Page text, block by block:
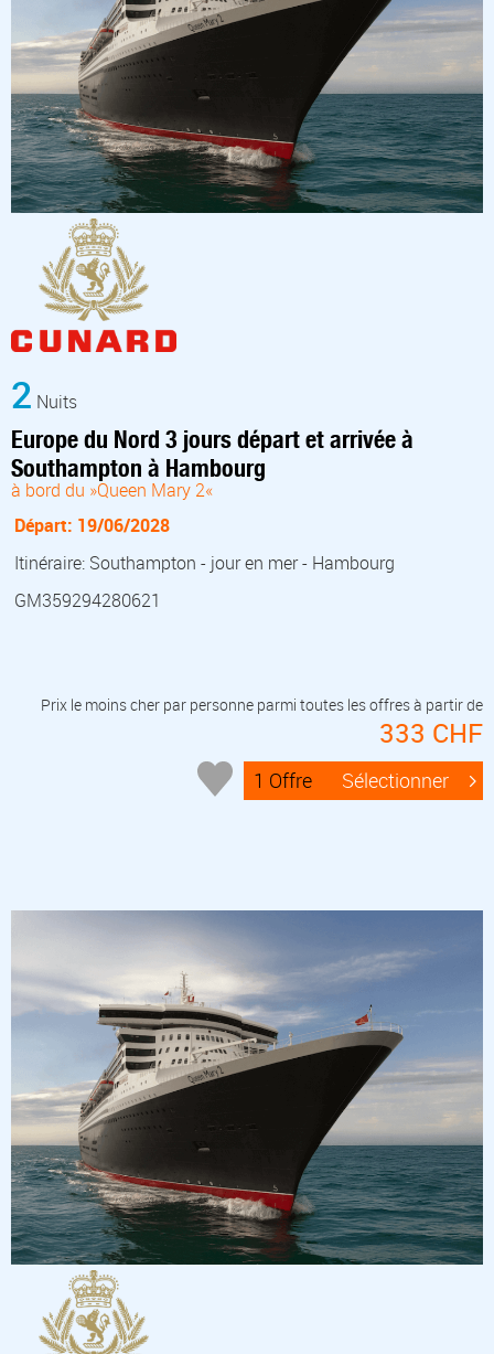
2 Nuits
Europe du Nord 3 jours départ et arrivée à
Southampton à Hambourg
à bord du »Queen Mary 2«
Départ: 19/06/2028
Itinéraire: Southampton - jour en mer - Hambourg
GM359294280621
Prix le moins cher par personne parmi toutes les offres à partir de
333 CHF
1 Offre Sélectionner